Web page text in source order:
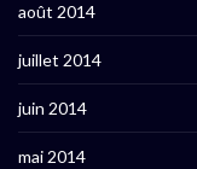
août 2014
juillet 2014
juin 2014
mai 2014